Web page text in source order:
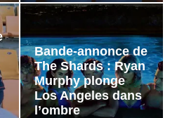
Bande-annonce de
The Shards : Ryan
Murphy plonge
Los Angeles dans
l’ombre